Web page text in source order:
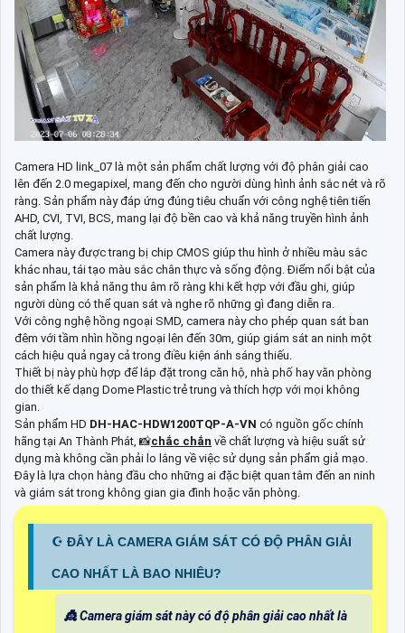
Camera HD link_07 là một sản phẩm chất lượng với độ phân giải cao
lên đến 2.0 megapixel, mang đến cho người dùng hình ảnh sắc nét và rõ
ràng. Sản phẩm này đáp ứng đúng tiêu chuẩn với công nghệ tiên tiến
AHD, CVI, TVI, BCS, mang lại độ bền cao và khả năng truyền hình ảnh
chất lượng.
Camera này được trang bị chip CMOS giúp thu hình ở nhiều màu sắc
khác nhau, tái tạo màu sắc chân thực và sống động. Điểm nổi bật của
sản phẩm là khả năng thu âm rõ ràng khi kết hợp với đầu ghi, giúp
người dùng có thể quan sát và nghe rõ những gì đang diễn ra.
Với công nghệ hồng ngoại SMD, camera này cho phép quan sát ban
đêm với tầm nhìn hồng ngoại lên đến 30m, giúp giám sát an ninh một
cách hiệu quả ngay cả trong điều kiện ánh sáng thiếu.
Thiết bị này phù hợp để lắp đặt trong căn hộ, nhà phố hay văn phòng
do thiết kế dạng Dome Plastic trẻ trung và thích hợp với mọi không
gian.
Sản phẩm HD DH-HAC-HDW1200TQP-A-VN có nguồn gốc chính
hãng tại An Thành Phát, 📸chắc chắn về chất lượng và hiệu suất sử
dụng mà không cần phải lo lắng về việc sử dụng sản phẩm giả mạo.
Đây là lựa chọn hàng đầu cho những ai đặc biệt quan tâm đến an ninh
và giám sát trong không gian gia đình hoặc văn phòng.
☪ ĐÂY LÀ CAMERA GIÁM SÁT CÓ ĐỘ PHÂN GIẢI
CAO NHẤT LÀ BAO NHIÊU?
👸 Camera giám sát này có độ phân giải cao nhất là